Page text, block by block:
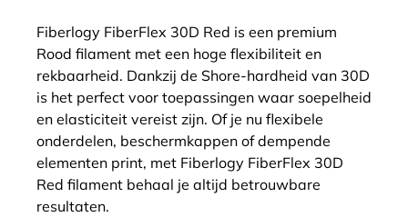
Fiberlogy FiberFlex 30D Red is een premium
Rood filament met een hoge flexibiliteit en
rekbaarheid. Dankzij de Shore-hardheid van 30D
is het perfect voor toepassingen waar soepelheid
en elasticiteit vereist zijn. Of je nu flexibele
onderdelen, beschermkappen of dempende
elementen print, met Fiberlogy FiberFlex 30D
Red filament behaal je altijd betrouwbare
resultaten.